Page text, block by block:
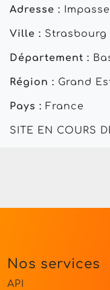
Adresse :
Ville : Strasbourg
Département :
Région : Grand
Pays : France
SITE EN COURS
Nos services
API